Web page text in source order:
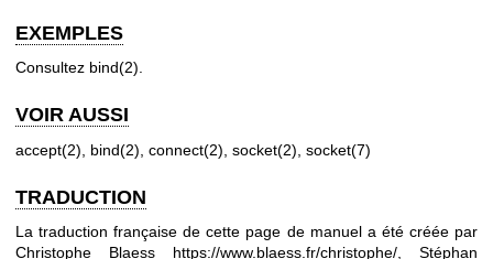
EXEMPLES
Consultez bind(2)
VOIR AUSSI
accept(2) bind(2) connect(2) socket(2) socket(7)
TRADUCTION
La traduction française de cette page de manuel a été créée par
Christophe Blaess https://www.blaess.fr/christophe/ , Stéphan